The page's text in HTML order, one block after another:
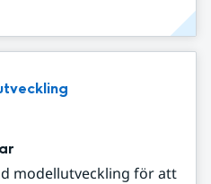
modellutveckling för att